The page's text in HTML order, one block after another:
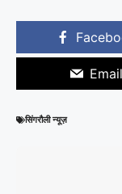
Email
सिंगरौली न्यूज़